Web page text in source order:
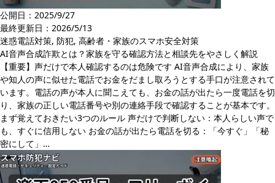
公開日：2025/9/27
最終更新日： 2026/5/13
迷惑電話対策, 防犯, 高齢者・家族のスマホ安全対策
AI音声合成詐欺とは？家族を守る確認方法と相談先をやさしく解説
【重要】声だけで本人確認するのは危険です AI音声合成により、家族
や知人の声に似せた電話でお金をだまし取ろうとする手口が注意されて
います。電話の声が本人に聞こえても、お金の話が出たら一度電話を切
り、家族の正しい電話番号や別の連絡手段で確認することが基本です。
まず覚えておきたい3つのルール 声だけで判断しない：本人らしい声で
も、すぐに信用しない お金の話が出たら電話を切る：「今すぐ」「秘
密にして」…